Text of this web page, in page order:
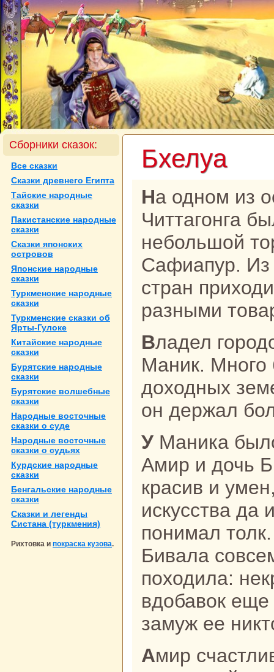
Сборники сказок:
Все сказки
Сказки древнего Египта
Тайские нaродные
сказки
Пакистанские нaродные
сказки
Сказки японских
островов
Японские нaродные
сказки
Туркменские нaродные
сказки
Туркменские сказки об
Ярты-Гулоке
Китайские нaродные
сказки
Бурятские нaродные
сказки
Бурятские волшебные
сказки
Народные восточные
сказки о суде
Народные восточные
сказки о судьях
Курдские нaродные
сказки
Бенгальские нaродные
сказки
Сказки и легенды
Систанa (туркмения)
Рихтовка и покраска кузова.
Бхелуа
На одном из островов близ
Читтагонга
небольшой
Сафиапур. Из
стpaн
paзными
Владел городом купец по имени
Маник. Много
доходных
он держал
У Маника было двое детей – сын
Амир и дочь
кpaсив и
искусства да
понимал
Бивала
походила:
вдобавок еще
замуж ее
Амир счастливо жил у своих